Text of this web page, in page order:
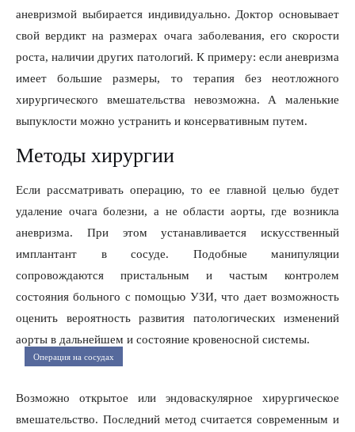
аневризмой выбирается индивидуально. Доктор основывает
свой вердикт на размерах очага заболевания, его скорости
роста, наличии других патологий. К примеру: если аневризма
имеет большие размеры, то терапия без неотложного
хирургического вмешательства невозможна. А маленькие
выпуклости можно устранить и консервативным путем.
Методы хирургии
Если рассматривать операцию, то ее главной целью будет
удаление очага болезни, а не области аорты, где возникла
аневризма. При этом устанавливается искусственный
имплантант в сосуде. Подобные манипуляции
сопровождаются пристальным и частым контролем
состояния больного с помощью УЗИ, что дает возможность
оценить вероятность развития патологических изменений
аорты в дальнейшем и состояние кровеносной системы.
Операция на сосудах
Возможно открытое или эндоваскулярное хирургическое
вмешательство. Последний метод считается современным и